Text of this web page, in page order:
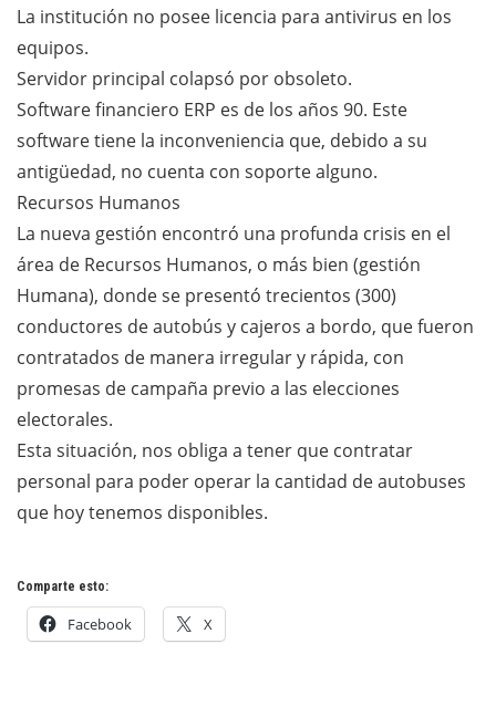
La institución no posee licencia para antivirus en los
equipos.
Servidor principal colapsó por obsoleto.
Software financiero ERP es de los años 90. Este
software tiene la inconveniencia que, debido a su
antigüedad, no cuenta con soporte alguno.
Recursos Humanos
La nueva gestión encontró una profunda crisis en el
área de Recursos Humanos, o más bien (gestión
Humana), donde se presentó trecientos (300)
conductores de autobús y cajeros a bordo, que fueron
contratados de manera irregular y rápida, con
promesas de campaña previo a las elecciones
electorales.
Esta situación, nos obliga a tener que contratar
personal para poder operar la cantidad de autobuses
que hoy tenemos disponibles.
Comparte esto:
Facebook X